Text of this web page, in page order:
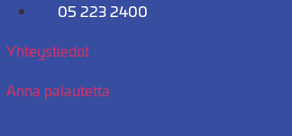
Mene
05 223 2400
Yhteystiedot
Anna palautetta